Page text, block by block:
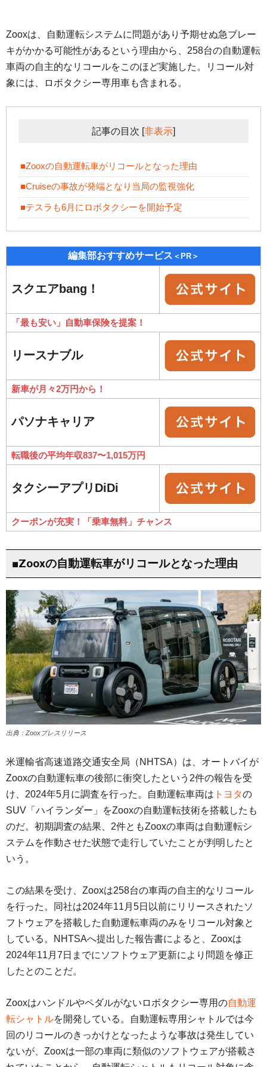
Zooxは、自動運転システムに問題があり予期せぬ急ブレー
キがかかる可能性があるという理由から、258台の自動運転
車両の自主的なリコールをこのほど実施した。リコール対
象には、ロボタクシー専用車も含まれる。
記事の目次 [非表示]
■Zooxの自動運転車がリコールとなった理由
■Cruiseの事故が発端となり当局の監視強化
■テスラも6月にロボタクシーを開始予定
編集部おすすめサービス ＜PR＞
スクエアbang！
「最も安い」自動車保険を提案！
リースナブル
新車が月々2万円から！
パソナキャリア
転職後の平均年収837〜1,015万円
タクシーアプリDiDi
クーポンが充実！「乗車無料」チャンス
■Zooxの自動運転車がリコールとなった理由
出典：Zooxプレスリリース
米運輸省高速道路交通安全局（NHTSA）は、オートバイが
Zooxの自動運転車の後部に衝突したという2件の報告を受
け、2024年5月に調査を行った。自動運転車両は トヨタの
SUV「ハイランダー」をZooxの自動運転技術を搭載したも
のだ。初期調査の結果、2件ともZooxの車両は自動運転シ
ステムを作動させた状態で走行していたことが判明したと
いう。
この結果を受け、Zooxは258台の車両の自主的なリコール
を行った。同社は2024年11月5日以前にリリースされたソ
フトウェアを搭載した自動運転車両のみをリコール対象と
している。NHTSAへ提出した報告書によると、Zooxは
2024年11月7日までにソフトウェア更新により問題を修正
したとのことだ。
Zooxはハンドルやペダルがないロボタクシー専用の自動運
転シャトルを開発している。自動運転専用シャトルでは今
回のリコールのきっかけとなったような事故は発生してい
ないが、Zooxは一部の車両に類似のソフトウェアが搭載さ